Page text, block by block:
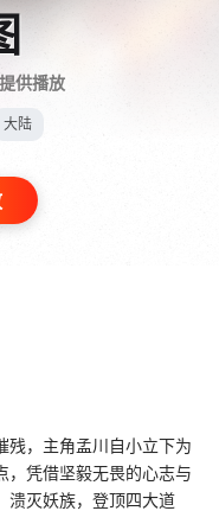
供播放
大陆
，主角孟川自小立下为
，凭借坚毅无畏的心志与
溃灭妖族，登顶四大道